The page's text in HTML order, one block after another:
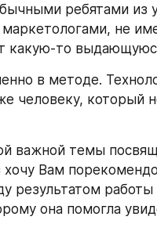
ребятами из
не
какую-то
в методе.
человеку,
важной темы
хочу Вам
результатом
она помогла